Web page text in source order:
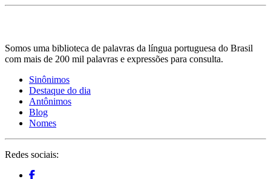
Somos uma biblioteca de palavras da língua portuguesa do Brasil
com mais de 200 mil palavras e expressões para consulta.
Sinônimos
Destaque do dia
Antônimos
Blog
Nomes
Redes sociais: